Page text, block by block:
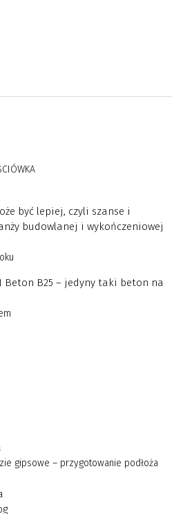
być lepiej, czyli szanse i
budowlanej i wykończeniowej
Beton B25 – jedyny taki beton na
gipsowe – przygotowanie podłoża